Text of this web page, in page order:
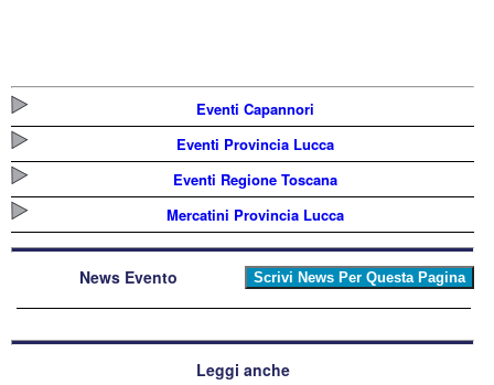
Eventi Capannori
Eventi Provincia Lucca
Eventi Regione Toscana
Mercatini Provincia Lucca
News Evento
Leggi anche